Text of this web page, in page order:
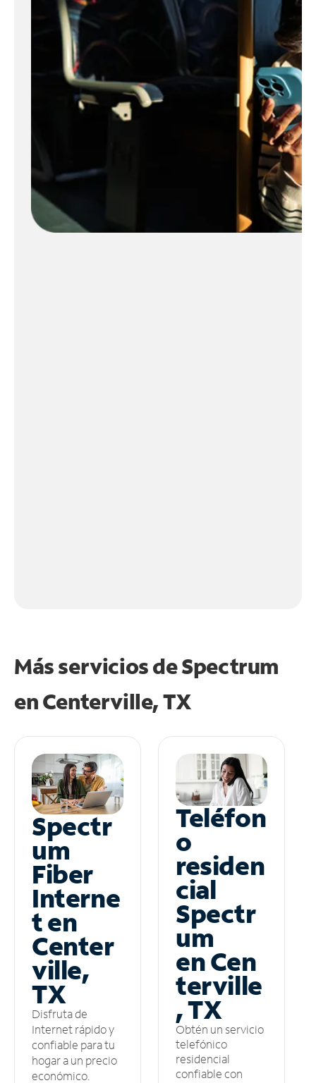
Más servicios de Spectrum
enCenterville, TX
Spectr
um
Fiber
Interne
t en
Center
ville,
TX
Disfruta de
Internet rápido y
confiable para tu
hogar a un precio
económico.
Teléfon
o
residen
cial
Spectr
um
en Cen
terville
, TX
Obtén un servicio
telefónico
residencial
confiable con